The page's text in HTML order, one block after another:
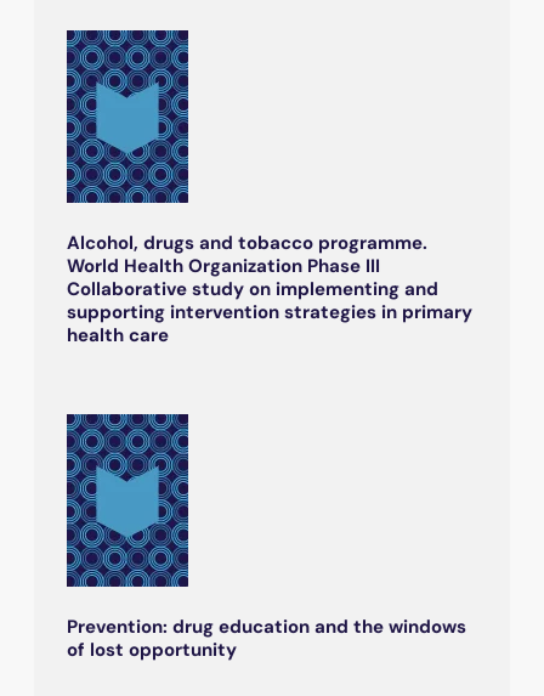
Alcohol, drugs and tobacco programme.
World Health Organization Phase III
Collaborative study on implementing and
supporting intervention strategies in primary
health care
Prevention: drug education and the windows
of lost opportunity